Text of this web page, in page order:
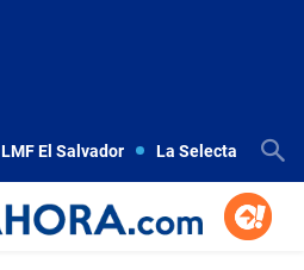
LMF El Salvador La Selecta